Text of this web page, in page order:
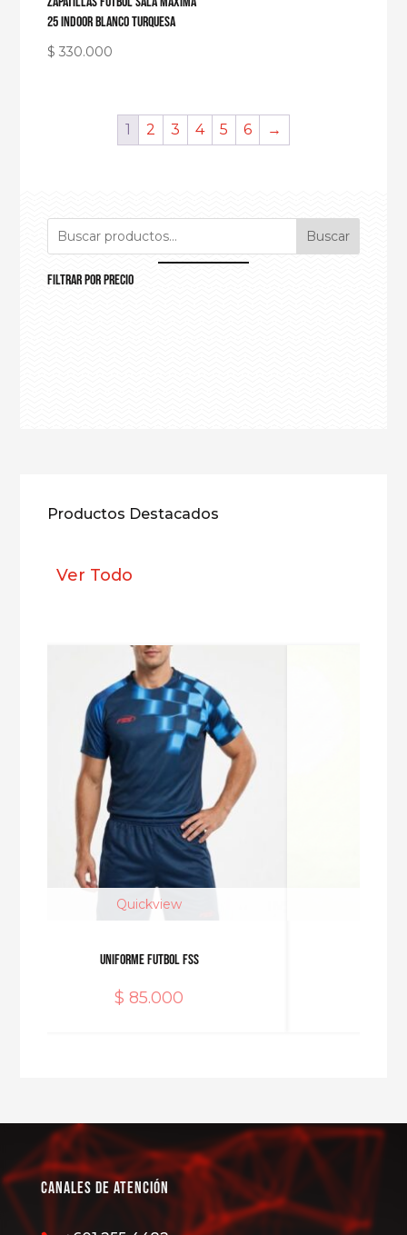
25 indoor blanco turquesa
$ 330.000
1 2 3 4 5 6 →
Buscar
Filtrar por precio
Productos Destacados
Ver Todo
Quickview
uniforme Futbol FSS
$ 85.000
Canales de Atención